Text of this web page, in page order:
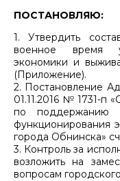
ПОСТАНОВЛЯЮ:
1. Утвердить
военное время
экономики и
(Приложение).
2. Постановление
01.11.2016 № 1731-п
по поддержанию
функционирования
города Обнинска»
3. Контроль за
возложить на
вопросам